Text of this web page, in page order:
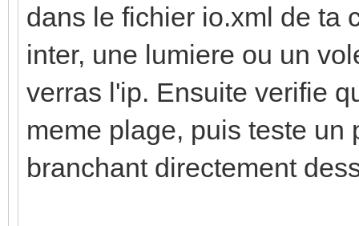
dans le fichier io.xml de ta
inter, une lumiere ou un
verras l'ip. Ensuite verifie
meme plage, puis teste un
branchant directement